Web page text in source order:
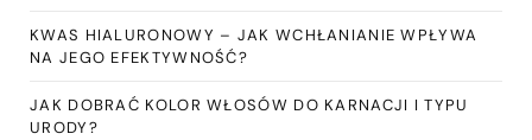
KWAS HIALURONOWY – JAK WCHŁANIANIE WPŁYWA
NA JEGO EFEKTYWNOŚĆ?
JAK DOBRAĆ KOLOR WŁOSÓW DO KARNACJI I TYPU
URODY?